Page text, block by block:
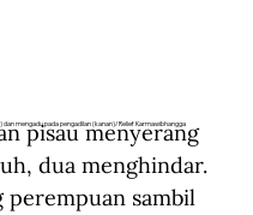
mengadu pada pengadilan (kanan)/Relief Karmawibhangga
pisau menyerang
dua menghindar.
perempuan sambil